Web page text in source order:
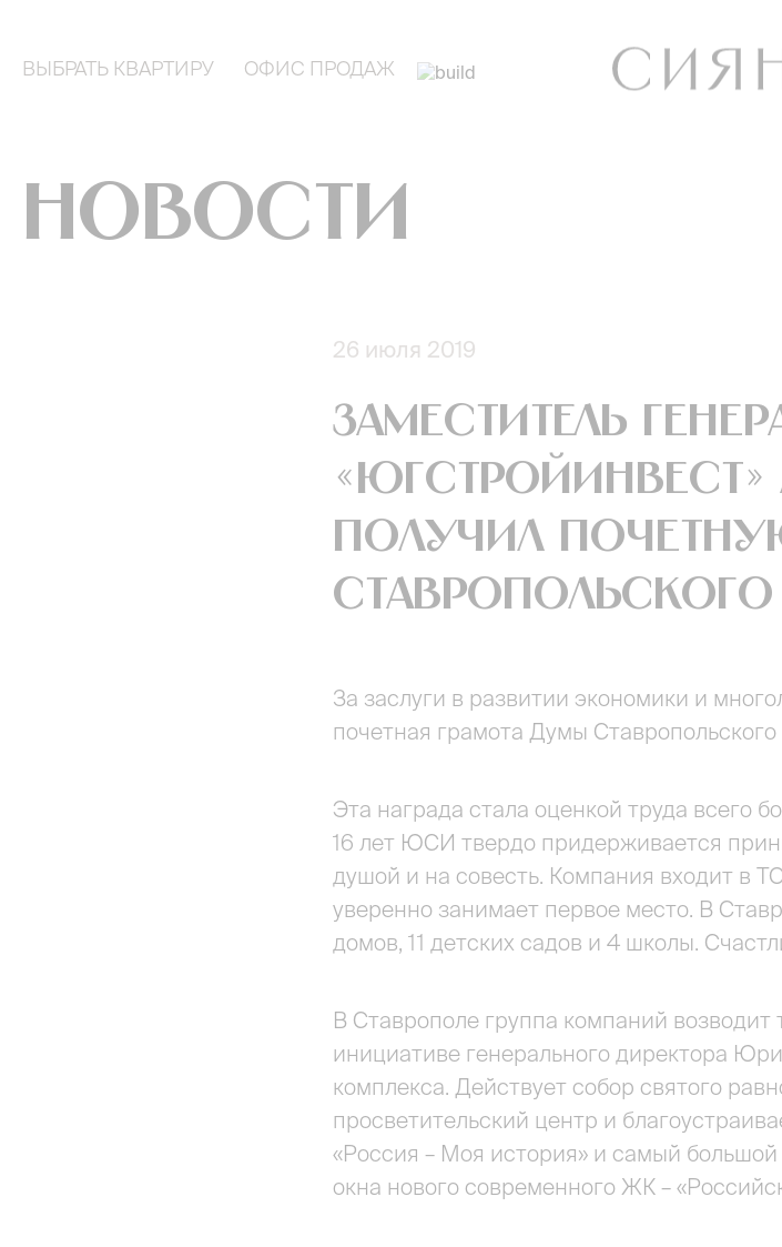
ВЫБРАТЬ КВАРТИРУ ОФИС ПРОДАЖ
Новости
26 июля 2019
Заместитель
получил
Ставропольского
За заслуги в развитии экономики и
почетная грамота Думы Ставропольского
Эта награда стала оценкой труда всего
16 лет ЮСИ твердо придерживается
душой и на совесть. Компания входит в
уверенно занимает первое место. В
домов, 11 детских садов и 4 школы.
В Ставрополе группа компаний
инициативе генерального директора
комплекса. Действует собор святого
просветительский центр и
«Россия – Моя история» и самый большой
окна нового современного ЖК –